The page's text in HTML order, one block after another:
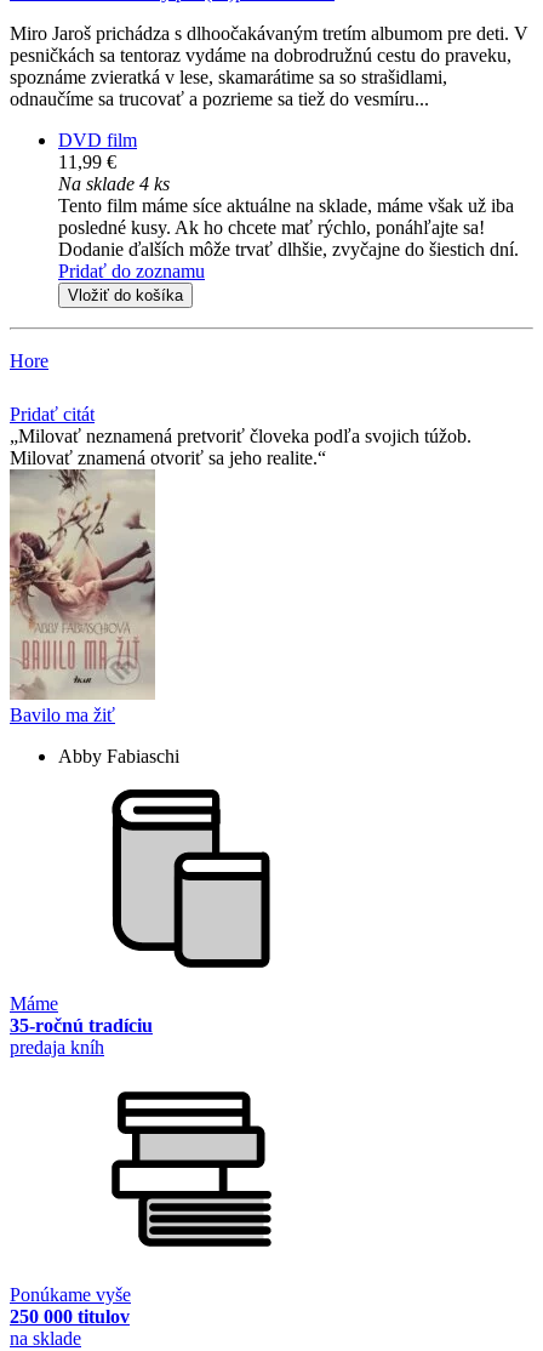
Miro Jaroš prichádza s dlhoočakávaným tretím albumom pre deti. V
pesničkách sa tentoraz vydáme na dobrodružnú cestu do praveku,
spoznáme zvieratká v lese, skamarátime sa so strašidlami,
odnaučíme sa trucovať a pozrieme sa tiež do vesmíru...
DVD film
11,99 €
Na sklade 4 ks
Tento film máme síce aktuálne na sklade, máme však už iba
posledné kusy. Ak ho chcete mať rýchlo, ponáhľajte sa!
Dodanie ďalších môže trvať dlhšie, zvyčajne do šiestich dní.
Pridať do zoznamu
Vložiť do košíka
Hore
Pridať citát
Milovať neznamená pretvoriť človeka podľa svojich túžob.
Milovať znamená otvoriť sa jeho realite.
Bavilo ma žiť
Abby Fabiaschi
Máme
35-ročnú tradíciu
predaja kníh
Ponúkame vyše
250 000 titulov
na sklade